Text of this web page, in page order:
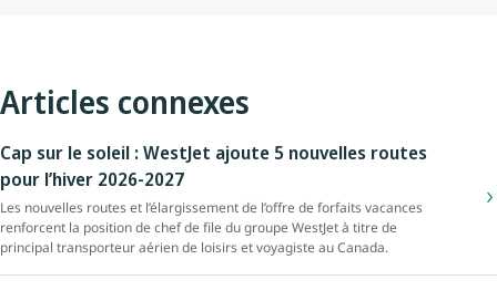
Articles connexes
Cap sur le soleil : WestJet ajoute 5 nouvelles routes
pour l’hiver 2026-2027
Les nouvelles routes et l’élargissement de l’offre de forfaits vacances
renforcent la position de chef de file du groupe WestJet à titre de
principal transporteur aérien de loisirs et voyagiste au Canada.